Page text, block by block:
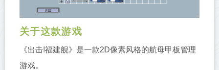
关于这款游戏
《出击!福建舰》是一款2D像素风格的航母甲板管理
游戏。